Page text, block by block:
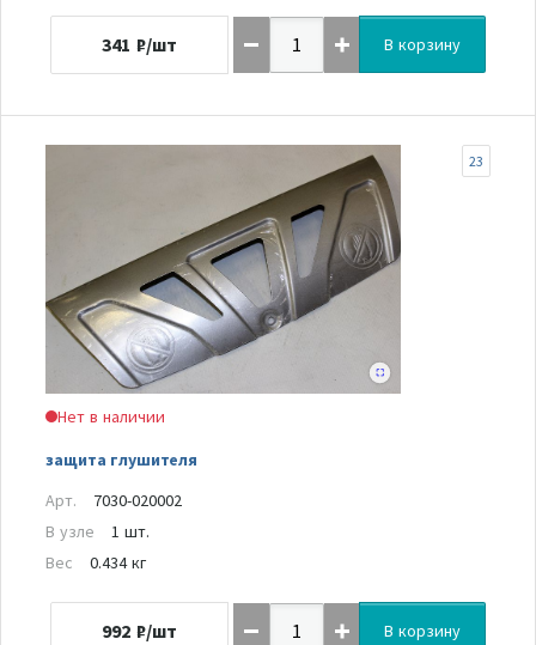
341 ₽/шт В корзину
Нет в наличии
защита глушителя
23
Арт.
7030-020002
В узле
1 шт.
Вес
0.434 кг
992 ₽/шт В корзину